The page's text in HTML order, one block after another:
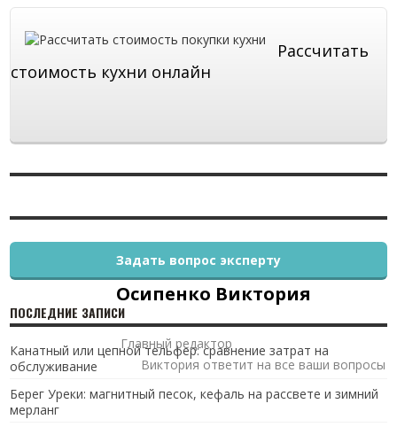
Рассчитать
стоимость кухни онлайн
Осипенко Виктория
Главный редактор
Виктория ответит на все ваши вопросы
Задать вопрос эксперту
ПОСЛЕДНИЕ ЗАПИСИ
Канатный или цепной тельфер: сравнение затрат на
обслуживание
Берег Уреки: магнитный песок, кефаль на рассвете и зимний
мерланг